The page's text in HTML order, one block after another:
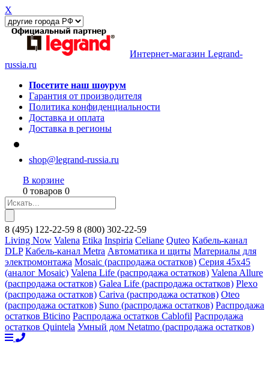
X
Интернет-магазин Legrand-
russia.ru
Посетите наш шоурум
Гарантия от производителя
Политика конфиденциальности
Доставка и оплата
Доставка в регионы
shop@legrand-russia.ru
В корзине
0 товаров 0
8 (495) 122-22-59 8 (800) 302-22-59
Living Now Valena Etika Inspiria Celiane Quteo Кабель-канал
DLP Кабель-канал Metra Автоматика и щиты Материалы для
электромонтажа Mosaic (распродажа остатков) Серия 45х45
(аналог Mosaic) Valena Life (распродажа остатков) Valena Allure
(распродажа остатков) Galea Life (распродажа остатков) Plexo
(распродажа остатков) Cariva (распродажа остатков) Oteo
(распродажа остатков) Suno (распродажа остатков) Распродажа
остатков Bticino Распродажа остатков Cablofil Распродажа
остатков Quintela Умный дом Netatmo (распродажа остатков)